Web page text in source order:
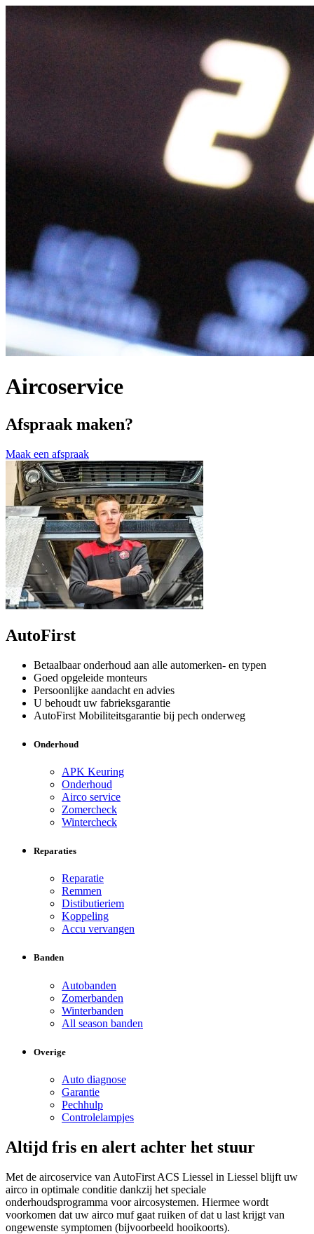
Aircoservice
Afspraak maken?
Maak een afspraak
AutoFirst
Betaalbaar onderhoud aan alle automerken- en typen
Goed opgeleide monteurs
Persoonlijke aandacht en advies
U behoudt uw fabrieksgarantie
AutoFirst Mobiliteitsgarantie bij pech onderweg
Onderhoud
APK Keuring
Onderhoud
Airco service
Zomercheck
Wintercheck
Reparaties
Reparatie
Remmen
Distibutieriem
Koppeling
Accu vervangen
Banden
Autobanden
Zomerbanden
Winterbanden
All season banden
Overige
Auto diagnose
Garantie
Pechhulp
Controlelampjes
Altijd fris en alert achter het stuur
Met de aircoservice van AutoFirst ACS Liessel in Liessel blijft uw
airco in optimale conditie dankzij het speciale
onderhoudsprogramma voor aircosystemen. Hiermee wordt
voorkomen dat uw airco muf gaat ruiken of dat u last krijgt van
ongewenste symptomen (bijvoorbeeld hooikoorts).